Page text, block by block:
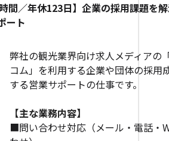
間／年休123日】企業の採用課題を
ート
弊社の観光業界向け求人メディアの
コム」を利用する企業や団体の採用
する営業サポートの仕事です。
【主な業務内容】
■問い合わせ対応（メール・電話・